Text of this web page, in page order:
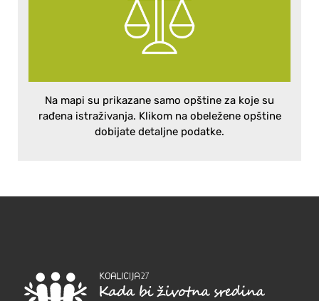
Na mapi su prikazane samo opštine za koje su
rađena istraživanja. Klikom na obeležene opštine
dobijate detaljne podatke.